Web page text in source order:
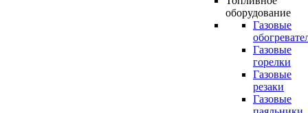
оборудование
Газовые
Газовые
горелки
Газовые
резаки
Газовые